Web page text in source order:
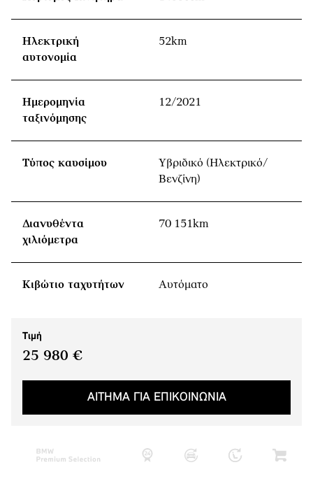
Ηλεκτρική
αυτονομία
52km
Ημερομηνία
ταξινόμησης
12/2021
Τύπος καυσίμου
Υβριδικό (Ηλεκτρικό/
Βενζίνη)
Διανυθέντα
χιλιόμετρα
70 151km
Κιβώτιο ταχυτήτων Αυτόματο
Τιμή
25 980 €
ΑΙΤΗΜΑ ΓΙΑ ΕΠΙΚΟΙΝΩΝΙΑ